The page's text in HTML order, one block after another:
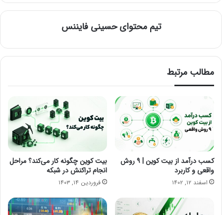
تیم محتوای حسینی‌ فایننس
مطالب مرتبط
کسب درآمد از بیت کوین | ۹ روش
واقعی و کاربرد
اسفند ۱۲, ۱۴۰۲
بیت کوین چگونه کار می‌کند؟ مراحل
انجام تراکنش در شبکه
فروردین ۱۴, ۱۴۰۳